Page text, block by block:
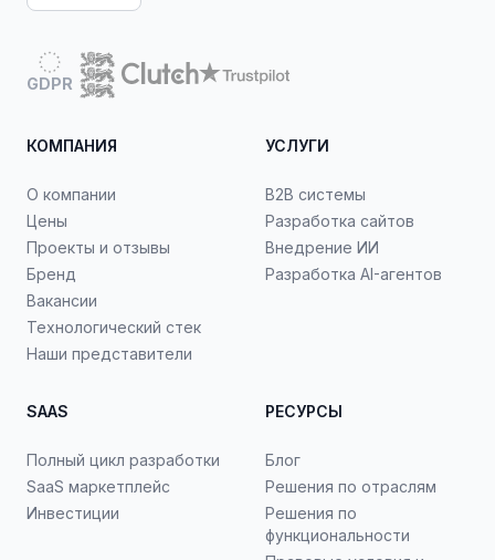
GDPR
КОМПАНИЯ
О компании
Цены
Проекты и отзывы
Бренд
Вакансии
Технологический стек
Наши представители
УСЛУГИ
B2B системы
Разработка сайтов
Внедрение ИИ
Разработка AI-агентов
SAAS
Полный цикл разработки
SaaS маркетплейс
Инвестиции
РЕСУРСЫ
Блог
Решения по отраслям
Решения по
функциональности